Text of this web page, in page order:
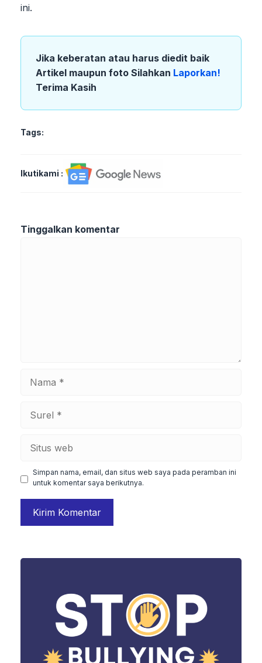
ini.
Jika keberatan atau harus diedit baik
Artikel maupun foto Silahkan Laporkan!
Terima Kasih
Tags:
Ikutikami :
Tinggalkan komentar
Simpan nama, email, dan situs web saya pada peramban ini
untuk komentar saya berikutnya.